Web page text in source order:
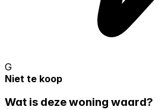
G
Niet te koop
Wat is deze woning waard?